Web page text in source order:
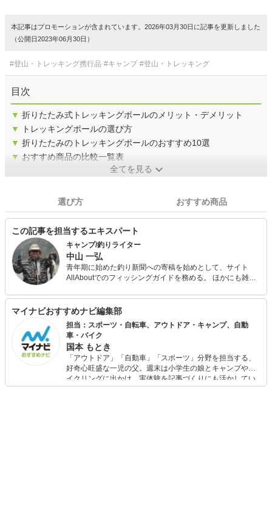
本記事はプロモーションが含まれています。2026年03月30日に記事を更新しました
（公開日2023年06月30日）
#登山・トレッキング携行品 #キャンプ #登山・トレッキング
目次
▼ 折りたたみ式トレッキングポールのメリット・デメリット
▼
トレッキングポールの選び方
▼ 折りたたみのトレッキングポールのおすすめ10選
▼ おすすめ商品の比較一覧表
全てを見る
選び方 おすすめ商品
この記事を担当するエキスパート
キャンプ/釣りライター
中山 一弘
青年期に始めた釣り新聞への寄稿を始めとして、サイト
AllAboutでのフィッシングガイドを務める。 ほかにも雑誌
どでの執筆多数。 今も休日には必ず海山湖を駆けまわって
いる自然派で、あらゆるジャンルの釣りを体験し、季節に
合わせて日本中の旬な魚を追っている。 キャンプ用品は、
あえて払い下げのミリタリー系ギアで揃えるマニアな一面
も。
マイナビおすすめナビ編集部
担当：スポーツ・自転車、アウトドア・キャンプ、自動
車・バイク
国本 もとき
「アウトドア」「自動車」「スポーツ」分野を担当する、
好奇心旺盛な一児の父。週末は小学生の娘とキャンプやサ
イクリングに出かけ、実体験を記事づくりにも活かしてい
ます。読者の「知りたい」を分かりやすく届けることをモ